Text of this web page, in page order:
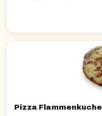
Pizza Flammenkuche